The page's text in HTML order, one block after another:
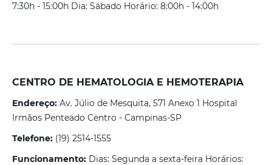
7:30h - 15:00h Dia: Sábado Horário: 8:00h - 14:00h
CENTRO DE HEMATOLOGIA E HEMOTERAPIA
Endereço: Av. Júlio de Mesquita, 571 Anexo 1 Hospital
Irmãos Penteado Centro - Campinas-SP
Telefone: (19) 2514-1555
Funcionamento: Dias: Segunda a sexta-feira Horários: